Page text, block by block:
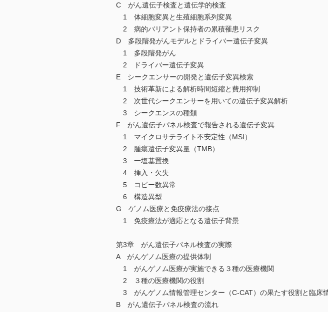
C がん遺伝子検査と遺伝学的検査
1 体細胞変異と生殖細胞系列変異
2 病的バリアント保持者の累積罹患リスク
D 多段階発がんモデルとドライバー遺伝子変異
1 多段階発がん
2 ドライバー遺伝子変異
E シークエンサーの開発と遺伝子変異検索
1 技術革新による解析時間短縮と費用抑制
2 次世代シークエンサーを用いての遺伝子変異解析
3 シークエンスの種類
F がん遺伝子パネル検査で報告される遺伝子変異
1 マイクロサテライト不安定性（MSI）
2 腫瘍遺伝子変異量（TMB）
3 一塩基置換
4 挿入・欠失
5 コピー数異常
6 構造異型
G ゲノム医療と免疫療法の接点
1 免疫療法が適応となる遺伝子背景
第3章 がん遺伝子パネル検査の実際
A がんゲノム医療の提供体制
1 がんゲノム医療が実施できる３種の医療機関
2 ３種の医療機関の役割
3 がんゲノム情報管理センター（C-CAT）の果たす役割と臨床
B がん遺伝子パネル検査の流れ